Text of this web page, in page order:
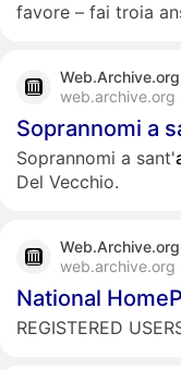
favore – fai troia
Web.Archive.org
web.archive.org
Soprannomi a
Soprannomi a sant'
Del Vecchio.
Web.Archive.org
web.archive.org
National
REGISTERED